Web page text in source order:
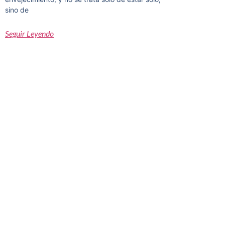
sino de
Seguir Leyendo